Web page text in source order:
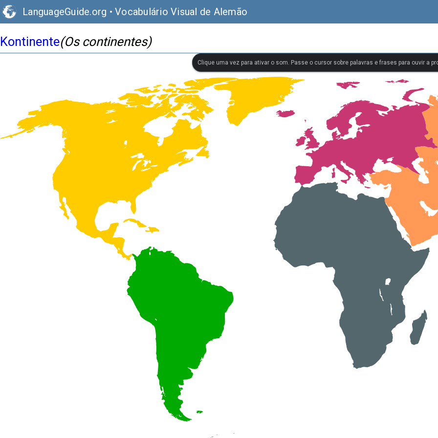
LanguageGuide.org • Vocabulário Visual de Alemão
Kontinente(Os continentes)
Clique uma vez para ativar o som. Passe o cursor sobre palavras e frases para ouvir a